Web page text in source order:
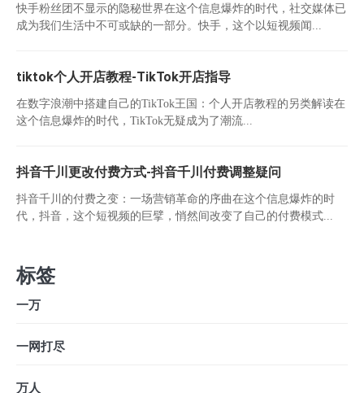
快手粉丝团不显示的隐秘世界在这个信息爆炸的时代，社交媒体已
成为我们生活中不可或缺的一部分。快手，这个以短视频闻...
tiktok个人开店教程-TikTok开店指导
在数字浪潮中搭建自己的TikTok王国：个人开店教程的另类解读在
这个信息爆炸的时代，TikTok无疑成为了潮流...
抖音千川更改付费方式-抖音千川付费调整疑问
抖音千川的付费之变：一场营销革命的序曲在这个信息爆炸的时
代，抖音，这个短视频的巨擘，悄然间改变了自己的付费模式...
标签
一万
一网打尽
万人